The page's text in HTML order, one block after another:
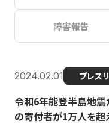
障害報告
2024.02.01 プレス
令和6年能登半島地震
の寄付者が1万人を超